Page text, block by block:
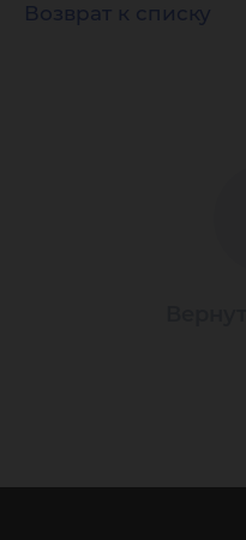
Возврат к списку